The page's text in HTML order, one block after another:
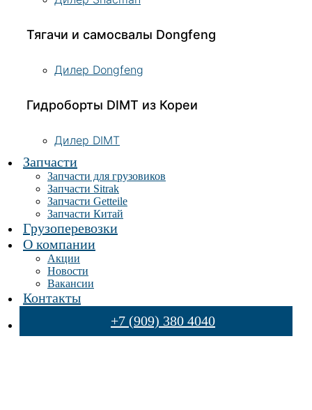
Тягачи и самосвалы Dongfeng
Дилер Dongfeng
Гидроборты DIMT из Кореи
Дилер DIMT
Запчасти
Запчасти для грузовиков
Запчасти Sitrak
Запчасти Getteile
Запчасти Китай
Грузоперевозки
О компании
Акции
Новости
Вакансии
Контакты
+7 (909) 380 4040